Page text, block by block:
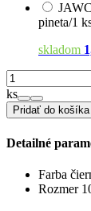
pineta/1
skladom
ks
Pridať do košíka
Detailné
Farba
Rozmer